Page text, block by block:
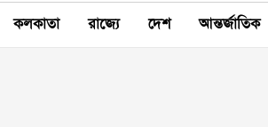
কলকাতা রাজ্যে দেশ আন্তর্জাতিক